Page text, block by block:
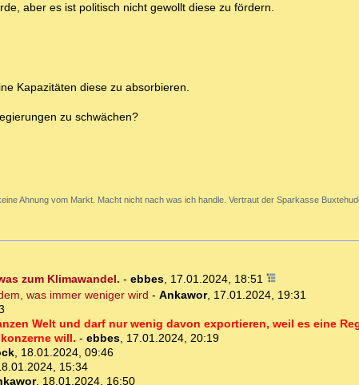
aber es ist politisch nicht gewollt diese zu fördern.
Kapazitäten diese zu absorbieren.
zu schwächen?
Ahnung vom Markt. Macht nicht nach was ich handle. Vertraut der Sparkasse
zum Klimawandel. - ebbes, 17.01.2024, 18:51
was immer weniger wird - Ankawor, 17.01.2024, 19:31
Welt und darf nur wenig davon exportieren, weil es eine
will. - ebbes, 17.01.2024, 20:19
, 18.01.2024, 09:46
15:34
, 18.01.2024, 16:50